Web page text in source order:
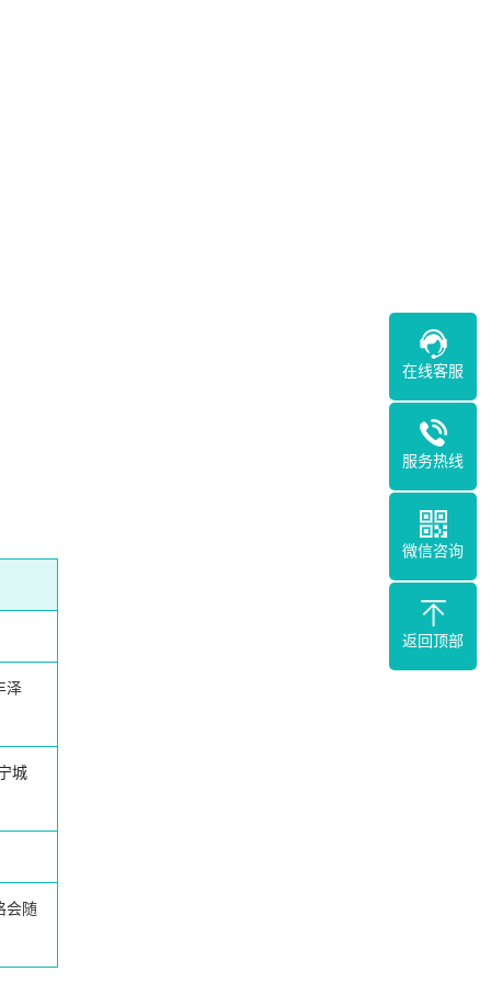
泽
城
会随
在线客服
服务热线
微信咨询
返回顶部